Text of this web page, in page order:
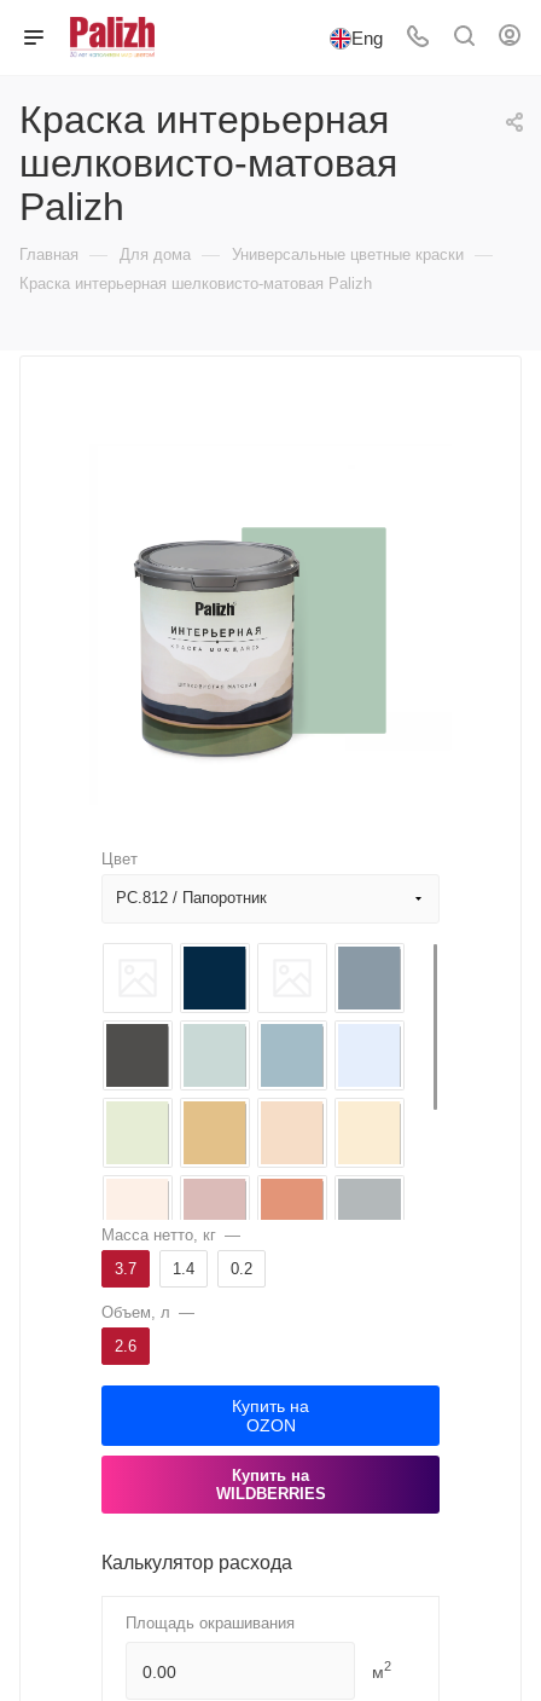
Eng
Краска интерьерная
шелковисто-матовая
Palizh
Главная — Для дома — Универсальные цветные краски —
Краска интерьерная шелковисто-матовая Palizh
Цвет
PC.812 / Папоротник
Масса нетто, кг —
3.7
1.4 0.2
Объем, л —
2.6
Купить на
OZON
Купить на
WILDBERRIES
Калькулятор расхода
Площадь окрашивания
м2